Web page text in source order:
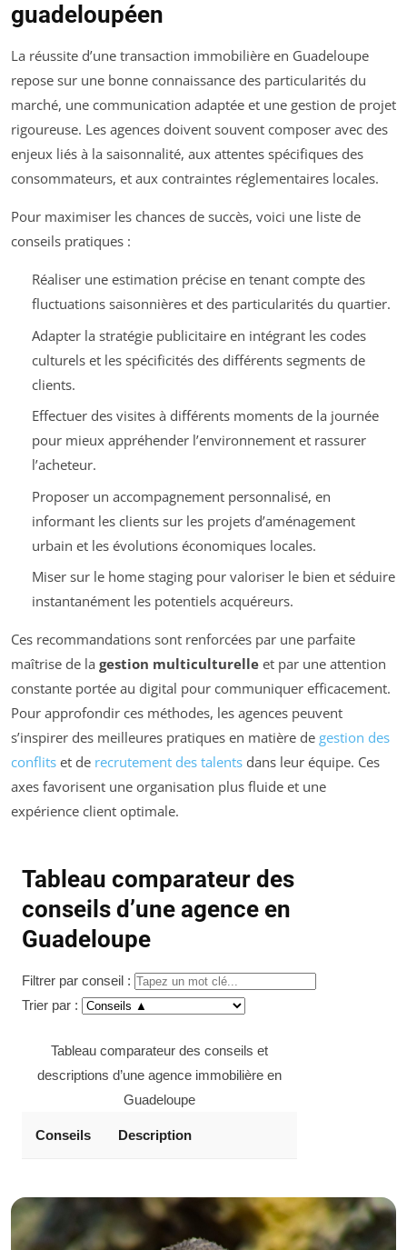
guadeloupéen
La réussite d’une transaction immobilière en Guadeloupe
repose sur une bonne connaissance des particularités du
marché, une communication adaptée et une gestion de projet
rigoureuse. Les agences doivent souvent composer avec des
enjeux liés à la saisonnalité, aux attentes spécifiques des
consommateurs, et aux contraintes réglementaires locales.
Pour maximiser les chances de succès, voici une liste de
conseils pratiques :
Réaliser une estimation précise en tenant compte des
fluctuations saisonnières et des particularités du quartier.
Adapter la stratégie publicitaire en intégrant les codes
culturels et les spécificités des différents segments de
clients.
Effectuer des visites à différents moments de la journée
pour mieux appréhender l’environnement et rassurer
l’acheteur.
Proposer un accompagnement personnalisé, en
informant les clients sur les projets d’aménagement
urbain et les évolutions économiques locales.
Miser sur le home staging pour valoriser le bien et séduire
instantanément les potentiels acquéreurs.
Ces recommandations sont renforcées par une parfaite
maîtrise de la gestion multiculturelle et par une attention
constante portée au digital pour communiquer efficacement.
Pour approfondir ces méthodes, les agences peuvent
s’inspirer des meilleures pratiques en matière de gestion des
conflits et de recrutement des talents dans leur équipe. Ces
axes favorisent une organisation plus fluide et une
expérience client optimale.
Tableau comparateur des
conseils d’une agence en
Guadeloupe
Filtrer par conseil :
Trier par :
Tableau comparateur des conseils et
descriptions d’une agence immobilière en
Guadeloupe
Conseils Description